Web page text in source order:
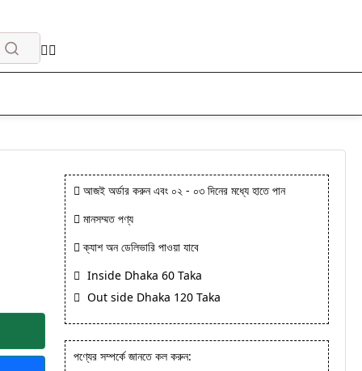
আজই অর্ডার করুন এবং ০২ - ০৩ দিনের মধ্যে হাতে পান
মানসম্মত পণ্য
ক্যাশ অন ডেলিভারি পাওয়া যাবে
Inside Dhaka 60 Taka
Out side Dhaka 120 Taka
পণ্যের সম্পর্কে জানতে কল করুন: